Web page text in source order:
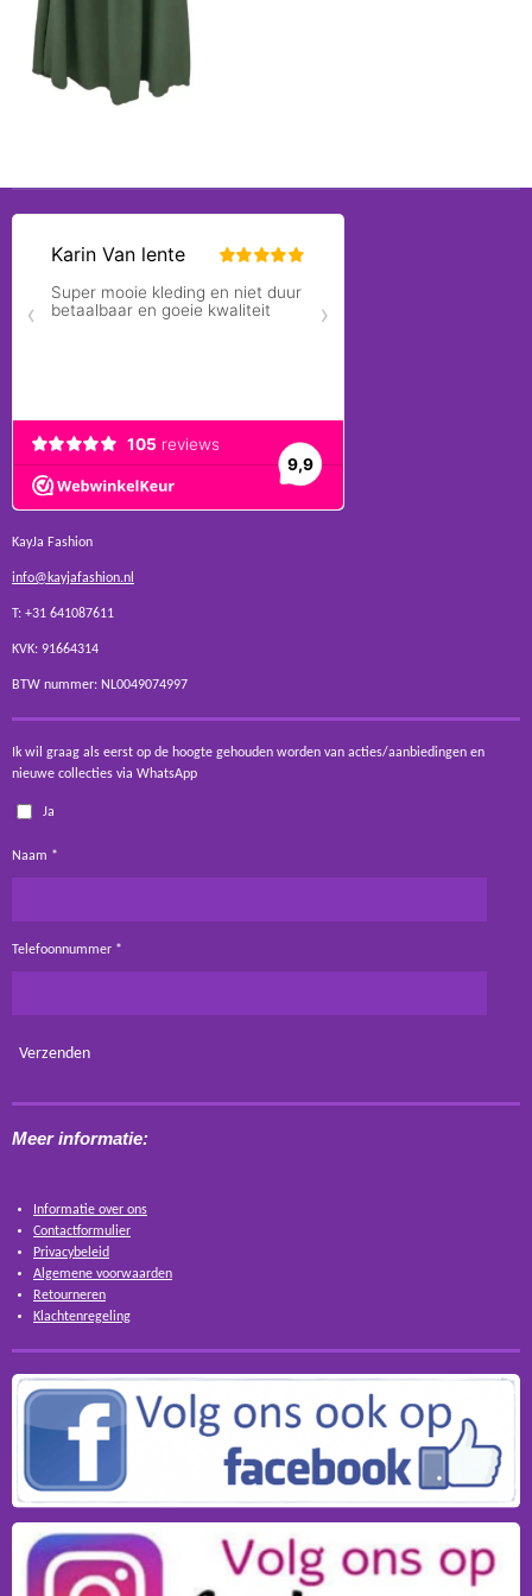
KayJa Fashion
info@kayjafashion.nl
T: +31 641087611
KVK: 91664314
BTW nummer: NL0049074997
Ik wil graag als eerst op de hoogte gehouden worden van acties/aanbiedingen en
nieuwe collecties via WhatsApp
Ja
Naam *
Telefoonnummer *
Verzenden
Meer informatie:
Informatie over ons
Contactformulier
Privacybeleid
Algemene voorwaarden
Retourneren
Klachtenregeling